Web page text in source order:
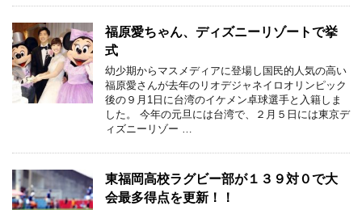
福原愛ちゃん、ディズニーリゾートで挙
式
幼少期からマスメディアに登場し国民的人気の高い
福原愛さんが去年のリオデジャネイロオリンピック
後の９月1日に台湾のイケメン卓球選手と入籍しま
した。 今年の元旦には台湾で、２月５日には東京デ
ィズニーリゾー …
東福岡高校ラグビー部が１３９対０で大
会最多得点を更新！！